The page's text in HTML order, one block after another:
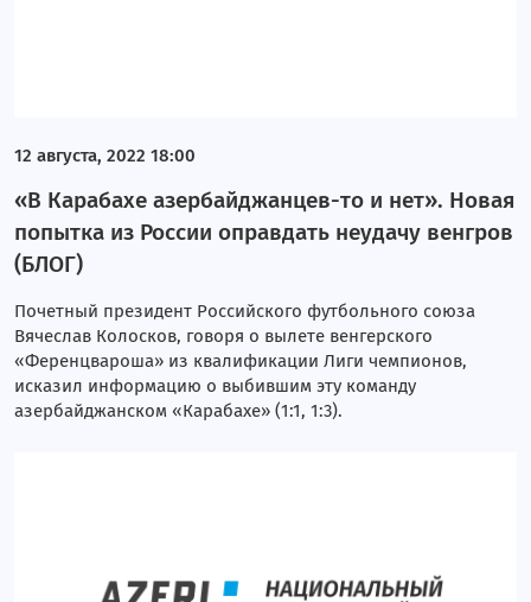
12 августа, 2022 18:00
«В Карабахе азербайджанцев-то и нет». Новая
попытка из России оправдать неудачу венгров
(БЛОГ)
Почетный президент Российского футбольного союза
Вячеслав Колосков, говоря о вылете венгерского
«Ференцвароша» из квалификации Лиги чемпионов,
исказил информацию о выбившим эту команду
азербайджанском «Карабахе» (1:1, 1:3).